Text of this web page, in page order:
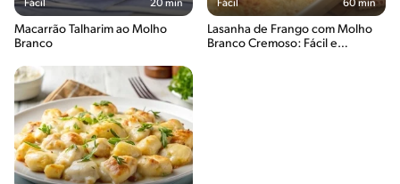
Fácil 20 min
Macarrão Talharim ao Molho
Branco
Fácil 60 min
Lasanha de Frango com Molho
Branco Cremoso: Fácil e